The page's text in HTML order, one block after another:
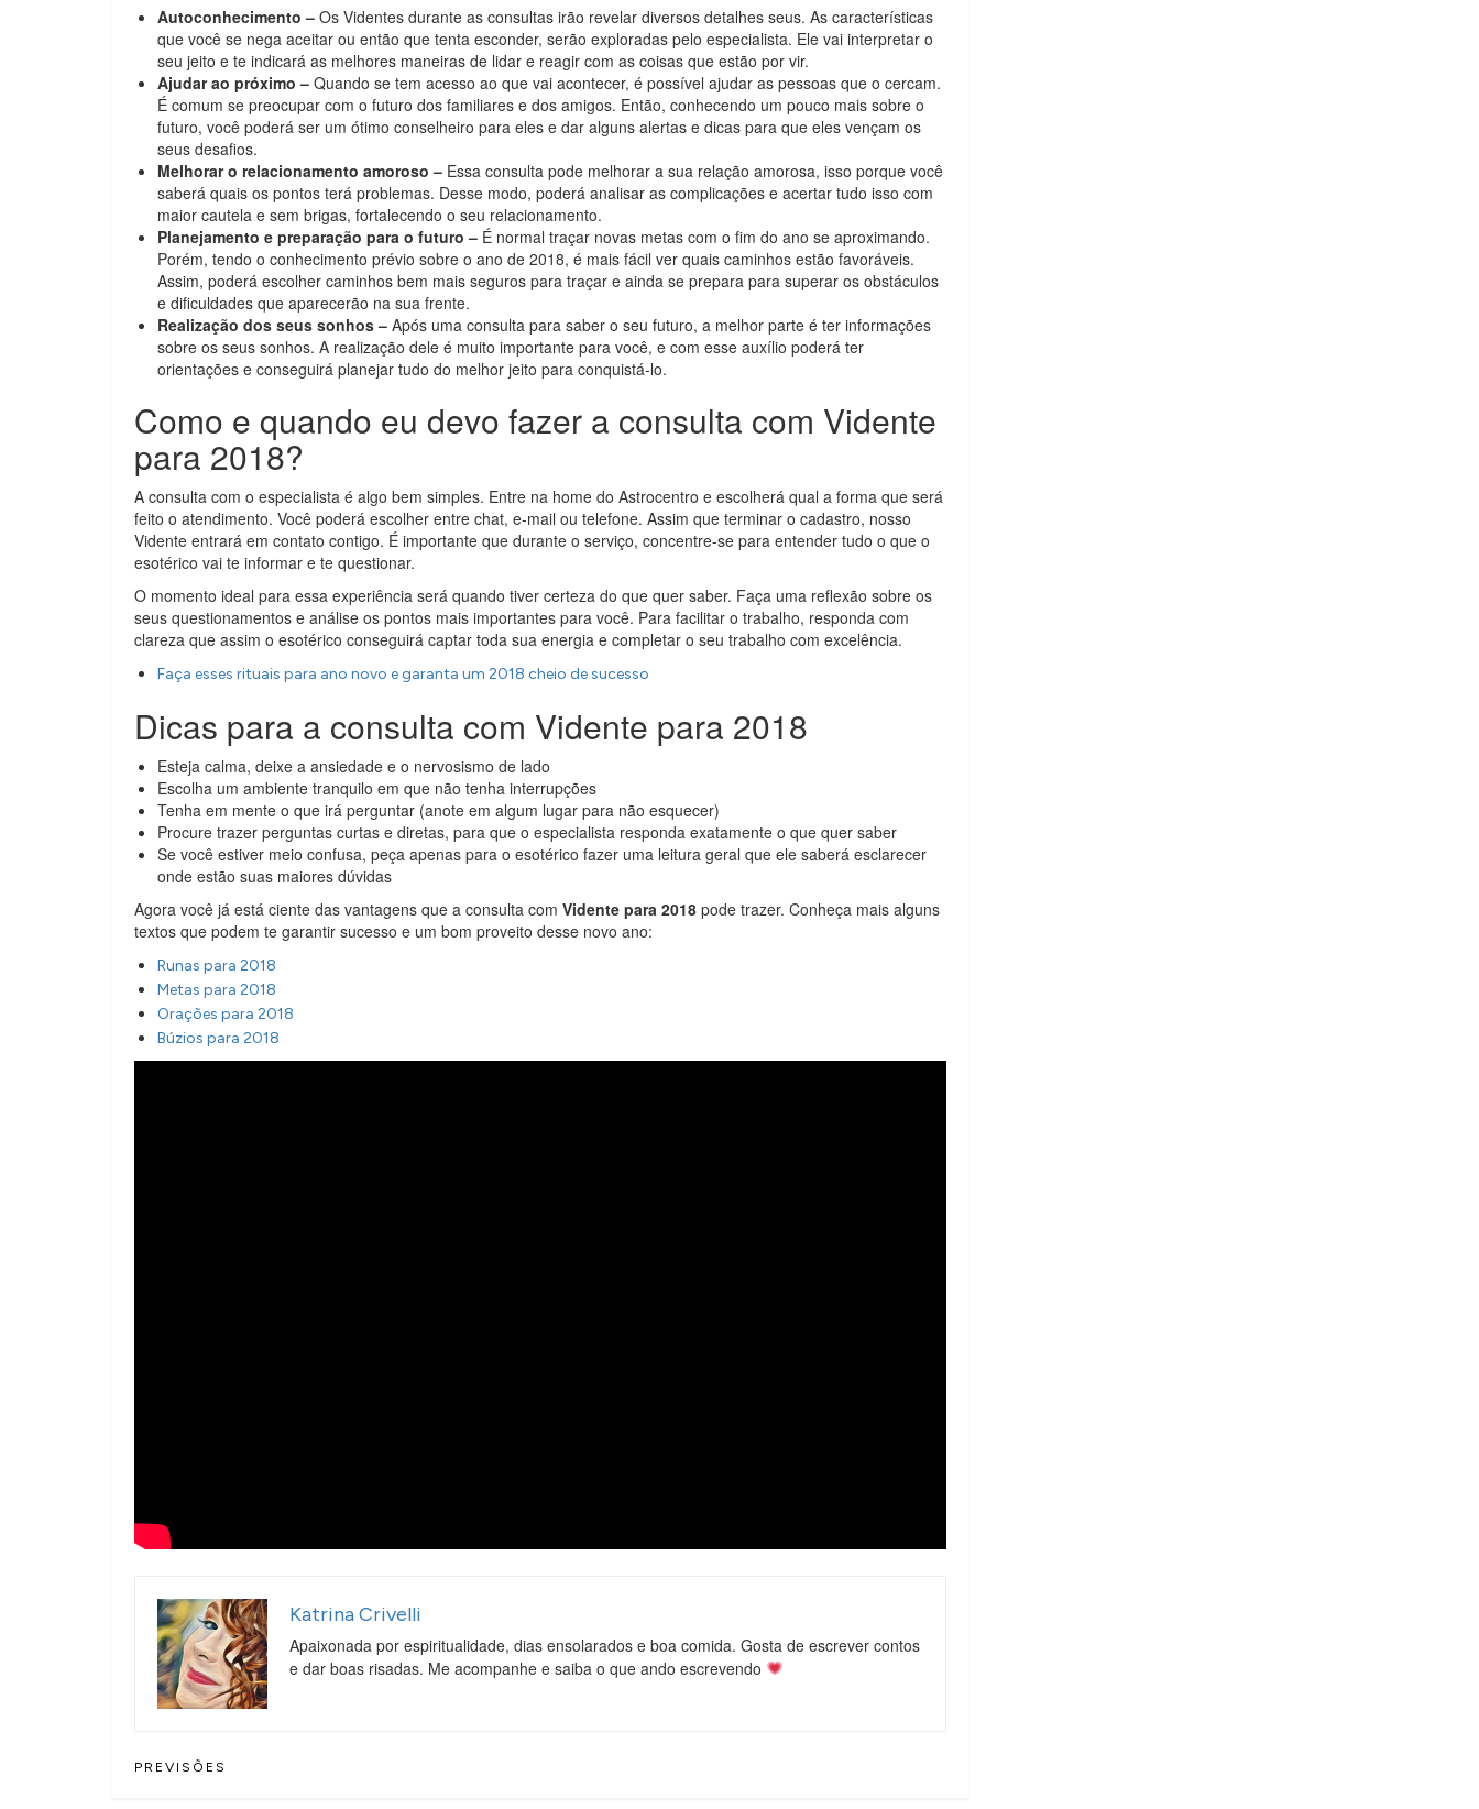
Autoconhecimento – Os Videntes durante as consultas irão revelar diversos detalhes seus. As características
que você se nega aceitar ou então que tenta esconder, serão exploradas pelo especialista. Ele vai interpretar o
seu jeito e te indicará as melhores maneiras de lidar e reagir com as coisas que estão por vir.
Ajudar ao próximo – Quando se tem acesso ao que vai acontecer, é possível ajudar as pessoas que o cercam.
É comum se preocupar com o futuro dos familiares e dos amigos. Então, conhecendo um pouco mais sobre o
futuro, você poderá ser um ótimo conselheiro para eles e dar alguns alertas e dicas para que eles vençam os
seus desafios.
Melhorar o relacionamento amoroso – Essa consulta pode melhorar a sua relação amorosa, isso porque você
saberá quais os pontos terá problemas. Desse modo, poderá analisar as complicações e acertar tudo isso com
maior cautela e sem brigas, fortalecendo o seu relacionamento.
Planejamento e preparação para o futuro – É normal traçar novas metas com o fim do ano se aproximando.
Porém, tendo o conhecimento prévio sobre o ano de 2018, é mais fácil ver quais caminhos estão favoráveis.
Assim, poderá escolher caminhos bem mais seguros para traçar e ainda se prepara para superar os obstáculos
e dificuldades que aparecerão na sua frente.
Realização dos seus sonhos – Após uma consulta para saber o seu futuro, a melhor parte é ter informações
sobre os seus sonhos. A realização dele é muito importante para você, e com esse auxílio poderá ter
orientações e conseguirá planejar tudo do melhor jeito para conquistá-lo.
Como e quando eu devo fazer a consulta com Vidente
para 2018?
A consulta com o especialista é algo bem simples. Entre na home do Astrocentro e escolherá qual a forma que será
feito o atendimento. Você poderá escolher entre chat, e-mail ou telefone. Assim que terminar o cadastro, nosso
Vidente entrará em contato contigo. É importante que durante o serviço, concentre-se para entender tudo o que o
esotérico vai te informar e te questionar.
O momento ideal para essa experiência será quando tiver certeza do que quer saber. Faça uma reflexão sobre os
seus questionamentos e análise os pontos mais importantes para você. Para facilitar o trabalho, responda com
clareza que assim o esotérico conseguirá captar toda sua energia e completar o seu trabalho com excelência.
Faça esses rituais para ano novo e garanta um 2018 cheio de sucesso
Dicas para a consulta com Vidente para 2018
Esteja calma, deixe a ansiedade e o nervosismo de lado
Escolha um ambiente tranquilo em que não tenha interrupções
Tenha em mente o que irá perguntar (anote em algum lugar para não esquecer)
Procure trazer perguntas curtas e diretas, para que o especialista responda exatamente o que quer saber
Se você estiver meio confusa, peça apenas para o esotérico fazer uma leitura geral que ele saberá esclarecer
onde estão suas maiores dúvidas
Agora você já está ciente das vantagens que a consulta com Vidente para 2018 pode trazer. Conheça mais alguns
textos que podem te garantir sucesso e um bom proveito desse novo ano:
Runas para 2018
Metas para 2018
Orações para 2018
Búzios para 2018
Katrina Crivelli
Apaixonada por espiritualidade, dias ensolarados e boa comida. Gosta de escrever contos
e dar boas risadas. Me acompanhe e saiba o que ando escrevendo
PREVISÕES